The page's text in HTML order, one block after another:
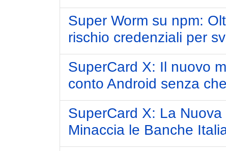
Super Worm su npm:
rischio credenziali per
SuperCard X: Il nuovo
conto Android senza
SuperCard X: La
Minaccia le Banche